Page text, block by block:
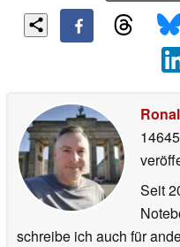
Seit
schreibe ich auch für